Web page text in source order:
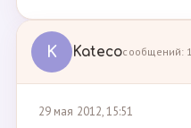
K Katecoсообщений:
29 мая 2012, 15:51